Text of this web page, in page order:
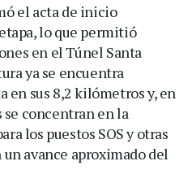
el acta de inicio
lo que permitió
en el Túnel Santa
ya se encuentra
en sus 8,2 kilómetros y, en
se concentran en la
los puestos SOS y otras
avance aproximado del